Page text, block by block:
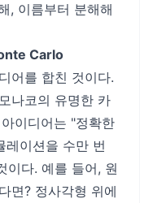
, 이름부터 분해해
Carlo
어를 합친 것이다.
나코의 유명한 카
이디어는 "정확한
레이션을 수만 번
이다. 예를 들어, 원
면? 정사각형 위에